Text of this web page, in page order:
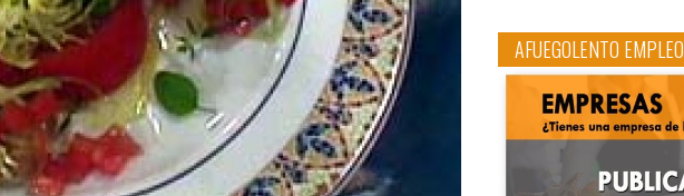
AFUEGOLENTO EMPLEO